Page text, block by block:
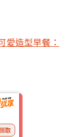
愛造型早餐：
取